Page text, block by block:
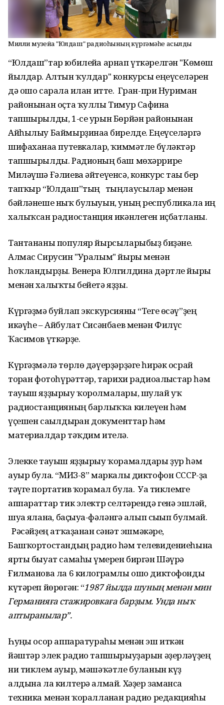
Милли музейҙа "Юлдаш" радиоһының күргәҙмәһе асылды
“Юлдаш”тар юбилейға арнап үткәрелгән "Көмөш
йылдар. Алтын ҡулдар" конкурсы еңеүселәрен
дә ошо сарала иғлан итте. Гран-при Нуриман
районынан оҫта ҡуллы Тимур Сафинға
тапшырылды, 1-се урын Бөрйән районынан
Айһылыу Баймырҙинаға бирелде. Еңеүселәргә
шифаханаға путевкалар, ҡиммәтле бүләктәр
тапшырылды. Радионың баш мөхәррире
Миләүшә Ғәлиева әйтеүенсә, конкурс тағы бер
тапҡыр “Юлдаш”тың тыңлаусылар менән
бәйләнеше ныҡ булыуын, уның республикала иң
халыҡсан радиостанция икәнлеген иҫбатланы.
Тантананы популяр йырсыларыбыҙ биҙәне.
Алмас Сирусин "Уралым" йыры менән
һоҡландырҙы. Венера Юлгилдина дәртле йыры
менән халыҡты бейетә яҙҙы.
Күргәҙмә буйлап экскурсияны “Теге өсәү”ҙең
икәүһе – Айбулат Сисәнбаев менән Филүс
Ҡасимов үткәрҙе.
Күргәҙмәлә төрлө дәүерҙәрҙәге һирәк осрай
торған фотоһүрәттәр, тарихи радиоалғыстар һәм
тауыш яҙҙырыу ҡоролмалары, шулай уҡ
радиостанцияның барлыҡҡа килеүен һәм
үҫешен сағылдырған документтар һәм
материалдар тәҡдим ителә.
Элекке тауыш яҙҙырыу ҡорамалдары ҙур һәм
ауыр була. “МИЗ-8” маркалы диктофон СССР-ҙа
тәүге портатив ҡорамал була. Уға тиклемге
аппараттар тик электр селтәрендә генә эшләй,
шуға яланға, баҫыуға-фәләнгә алып сығып булмай.
Рәсәйҙең атҡаҙанған сәнғәт эшмәкәре,
Башҡортостандың радио һәм телевидениеһына
ярты быуат самаһы ғүмерен биргән Шәүрә
Ғилманова ла 6 килограмлы ошо диктофонды
күтәреп йөрөгән: “1987 йылда шуның менән мин
Германияға стажировкаға барҙым. Унда ныҡ
аптыранылар”.
Һуңғы осор аппаратураһы менән эш иткән
йәштәр элек радио тапшырыуҙарын әҙерләүҙең
ни тиклем ауыр, мәшәҡәтле булғанын күҙ
алдына ла килтерә алмай. Хәҙер заманса
техника менән ҡоралланған радио редакцияһы